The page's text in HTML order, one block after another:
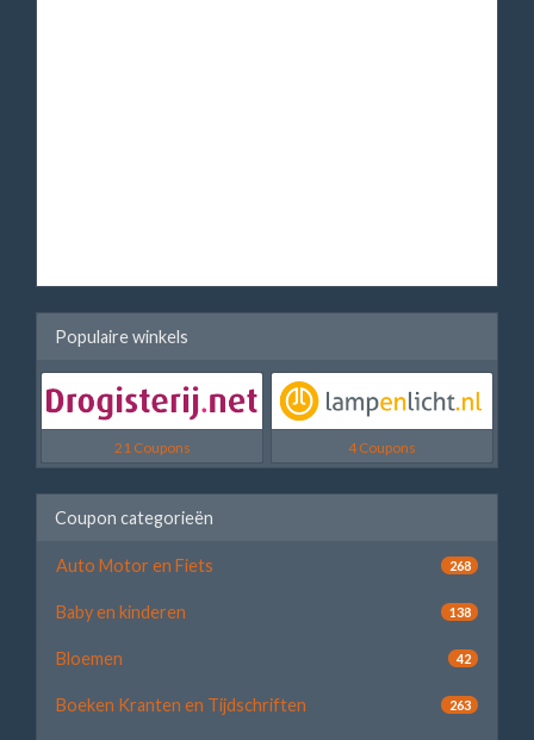
Populaire winkels
21 Coupons 4 Coupons
Coupon categorieën
Auto Motor en Fiets 268
Baby en kinderen 138
Bloemen 42
Boeken Kranten en Tijdschriften 263